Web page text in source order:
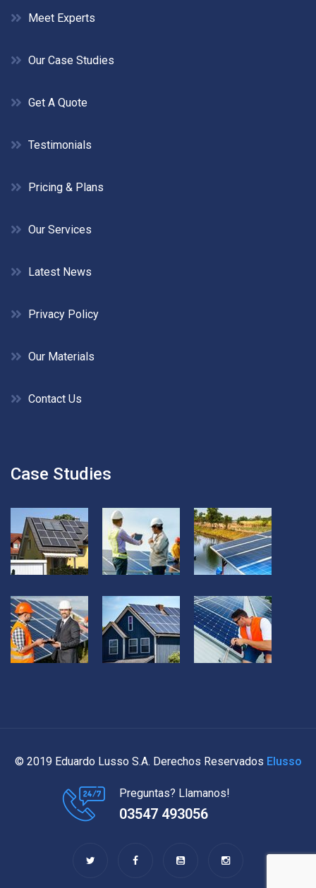
Meet Experts
Our Case Studies
Get A Quote
Testimonials
Pricing & Plans
Our Services
Latest News
Privacy Policy
Our Materials
Contact Us
Case Studies
© 2019 Eduardo Lusso S.A. Derechos Reservados Elusso
Preguntas? Llamanos!
03547 493056